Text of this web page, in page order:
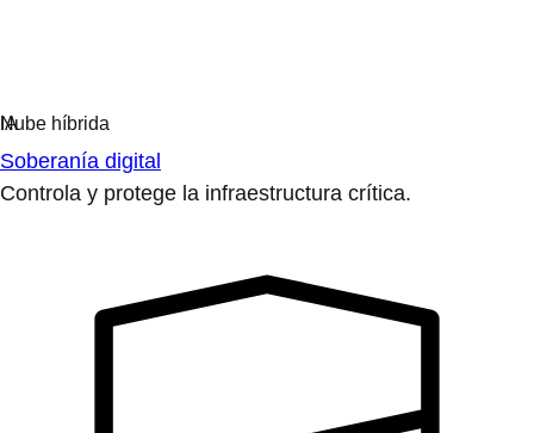
Soberanía digital
Controla y protege la infraestructura crítica.